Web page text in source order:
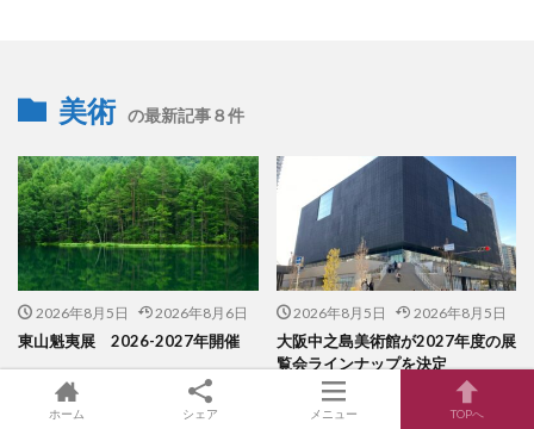
美術 の最新記事８件
2026年8月5日 2026年8月6日
東山魁夷展 2026-2027年開催
2026年8月5日 2026年8月5日
大阪中之島美術館が2027年度の展
覧会ラインナップを決定
ホーム シェア メニュー TOPへ